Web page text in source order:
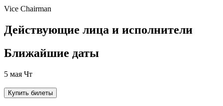
Vice Chairman
Действующие лица и исполнители
Ближайшие даты
5 мая Чт
Купить билеты